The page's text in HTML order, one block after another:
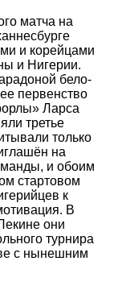
матча на
и корейцами
и Нигерии.
бело-
первенство
Ларса
третье
только
на
и обоим
стартовом
к
В
они
турнира
с нынешним